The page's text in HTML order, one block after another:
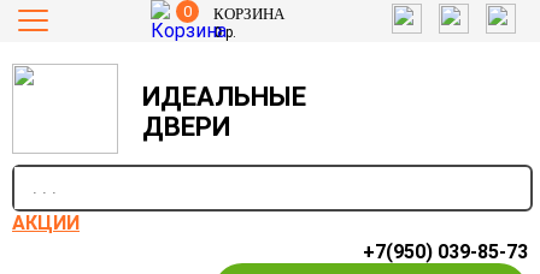
0 КОРЗИНА
0р.
ИДЕАЛЬНЫЕ
ДВЕРИ
АКЦИИ
+7(950) 039-85-73